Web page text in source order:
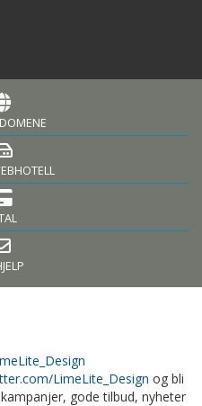
LimeLite_Design og bli
gode tilbud, nyheter